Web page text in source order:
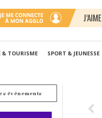
J’AIME
& TOURISME SPORT & JEUNESSE
événements